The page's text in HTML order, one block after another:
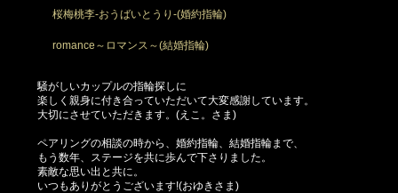
桜梅桃李-おうばいとうり-(婚約指輪)
romance～ロマンス～(結婚指輪)
騒がしいカップルの指輪探しに
楽しく親身に付き合っていただいて大変感謝しています。
大切にさせていただきます。(えこ。さま)
ペアリングの相談の時から、婚約指輪、結婚指輪まで、
もう数年、ステージを共に歩んで下さりました。
素敵な思い出と共に。
いつもありがとうございます!(おゆきさま)